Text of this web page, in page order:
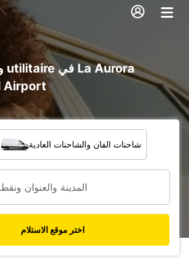
Airport
شاحنات الفان والشاحنات العادية
اختر موقع الاستلام